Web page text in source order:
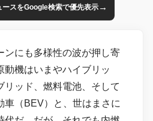
ースをGoogle検索で優先表示→
ンにも多様性の波が押し寄
動機はいまやハイブリッ
リッド、燃料電池、そして
車（BEV）と、世はまさに